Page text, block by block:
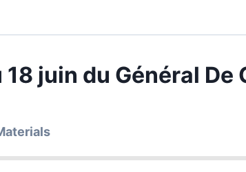
18 juin du Général De